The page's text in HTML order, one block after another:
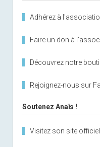
Adhérez à
Faire un don à
Découvrez notre
Rejoignez-nous sur
Soutenez Anaïs !
Visitez son site